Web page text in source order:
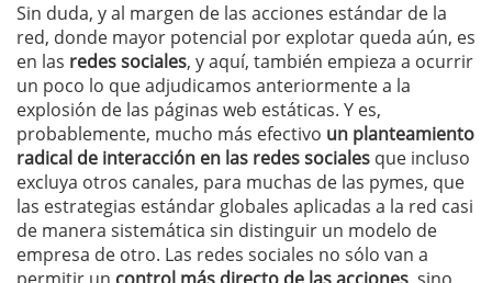
Sin duda, y al margen de las acciones estándar de la
red, donde mayor potencial por explotar queda aún, es
en las redes sociales, y aquí, también empieza a ocurrir
un poco lo que adjudicamos anteriormente a la
explosión de las páginas web estáticas. Y es,
probablemente, mucho más efectivo un planteamiento
radical de interacción en las redes sociales que incluso
excluya otros canales, para muchas de las pymes, que
las estrategias estándar globales aplicadas a la red casi
de manera sistemática sin distinguir un modelo de
empresa de otro. Las redes sociales no sólo van a